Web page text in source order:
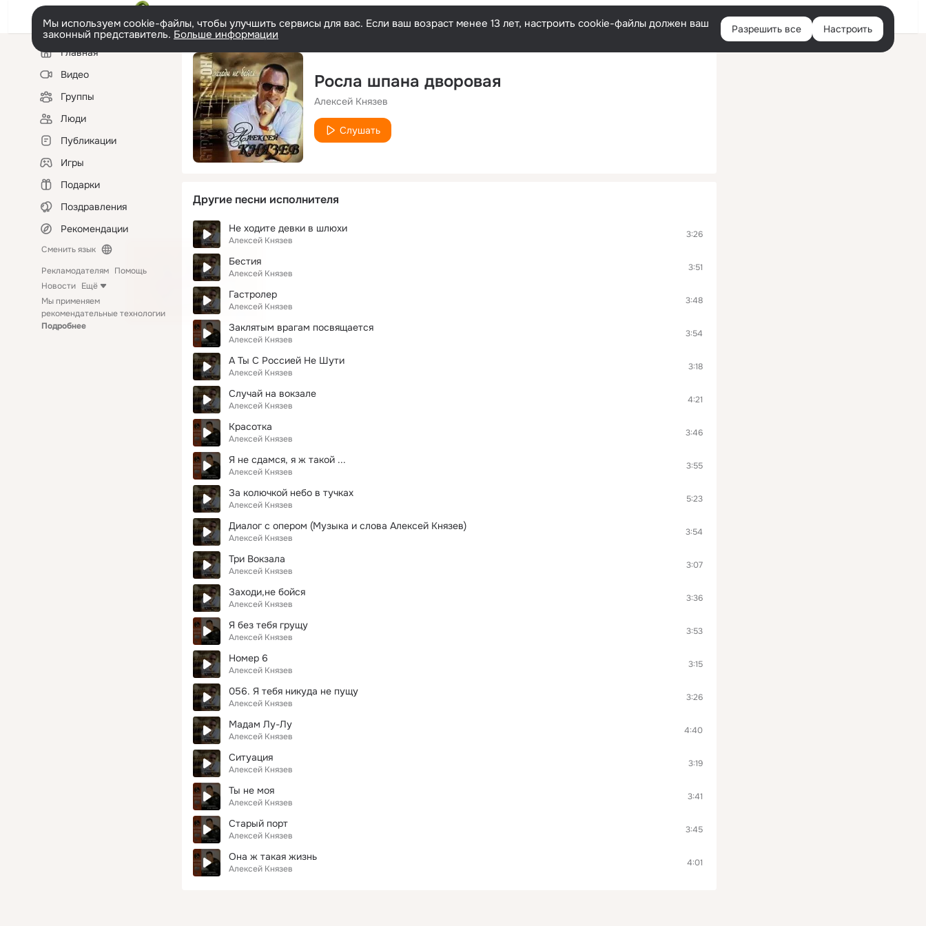
Войти
Мы используем cookie-файлы, чтобы улучшить сервисы для вас. Если ваш возраст менее 13 лет, настроить cookie-файлы должен ваш
законный представитель. Больше информации Разрешить все Настроить
Левая
колонкаГлавная
Видео
Группы
Люди
Публикации
Игры
Подарки
Поздравления
Рекомендации
Сменить язык
Рекламодателям Помощь
Новости Ещё
Мы применяем
рекомендательные технологии
Подробнее
Росла шпана дворовая
Алексей Князев
Слушать
Другие песни исполнителя
Не ходите девки в шлюхи
Алексей Князев
3:26
Бестия
Алексей Князев
3:51
Гастролер
Алексей Князев
3:48
Заклятым врагам посвящается
Алексей Князев
3:54
А Ты С Россией Не Шути
Алексей Князев
3:18
Случай на вокзале
Алексей Князев
4:21
Красотка
Алексей Князев
3:46
Я не сдамся, я ж такой ...
Алексей Князев
3:55
За колючкой небо в тучках
Алексей Князев
5:23
Диалог с опером (Музыка и слова Алексей Князев)
Алексей Князев
3:54
Три Вокзала
Алексей Князев
3:07
Заходи,не бойся
Алексей Князев
3:36
Я без тебя грущу
Алексей Князев
3:53
Номер 6
Алексей Князев
3:15
056. Я тебя никуда не пущу
Алексей Князев
3:26
Мадам Лу-Лу
Алексей Князев
4:40
Ситуация
Алексей Князев
3:19
Ты не моя
Алексей Князев
3:41
Старый порт
Алексей Князев
3:45
Она ж такая жизнь
Алексей Князев
4:01